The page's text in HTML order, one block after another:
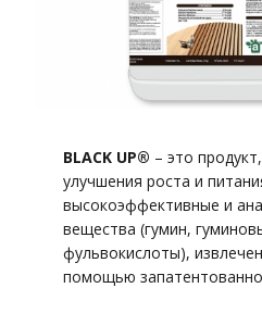
BLACK UP® – это
улучшения роста и
высокоэффективные и
вещества (гумин,
фульвокислоты),
помощью